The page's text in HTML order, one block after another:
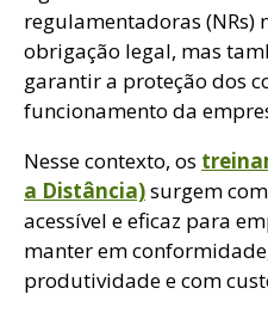
regulamentadoras (NRs)
obrigação legal, mas
garantir a proteção dos
funcionamento da
Nesse contexto, os
a Distância)surgem
acessível e eficaz para
manter em
produtividade e com